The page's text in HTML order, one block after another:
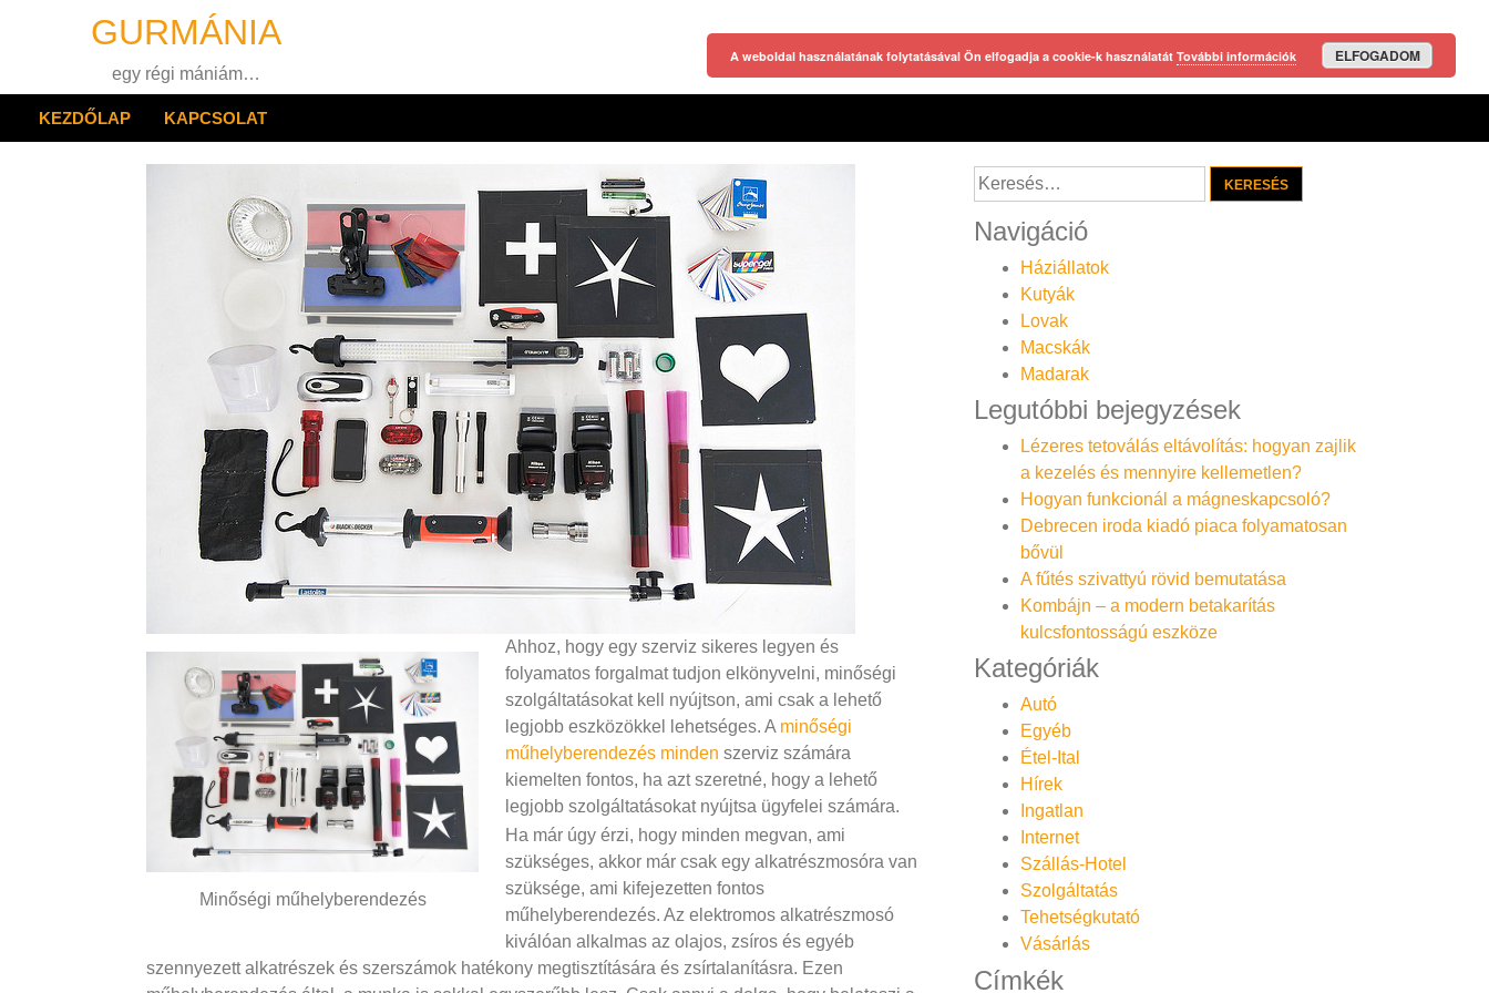
GURMÁNIA
egy régi mániám…
KEZDŐLAP KAPCSOLAT
Minőségi műhelyberendezés
Ahhoz, hogy egy szerviz sikeres legyen és
folyamatos forgalmat tudjon elkönyvelni, minőségi
szolgáltatásokat kell nyújtson, ami csak a lehető
legjobb eszközökkel lehetséges. A minőségi
műhelyberendezés minden szerviz számára
kiemelten fontos, ha azt szeretné, hogy a lehető
legjobb szolgáltatásokat nyújtsa ügyfelei számára.
Ha már úgy érzi, hogy minden megvan, ami
szükséges, akkor már csak egy alkatrészmosóra van
szüksége, ami kifejezetten fontos
műhelyberendezés. Az elektromos alkatrészmosó
kiválóan alkalmas az olajos, zsíros és egyéb
szennyezett alkatrészek és szerszámok hatékony megtisztítására és zsírtalanításra. Ezen
Keresés:
Navigáció
Háziállatok
Kutyák
Lovak
Macskák
Madarak
Legutóbbi bejegyzések
Lézeres tetoválás eltávolítás: hogyan zajlik
a kezelés és mennyire kellemetlen?
Hogyan funkcionál a mágneskapcsoló?
Debrecen iroda kiadó piaca folyamatosan
bővül
A fűtés szivattyú rövid bemutatása
Kombájn – a modern betakarítás
kulcsfontosságú eszköze
Kategóriák
Autó
Egyéb
Étel-Ital
Hírek
Ingatlan
Internet
Szállás-Hotel
Szolgáltatás
Tehetségkutató
Vásárlás
Címkék
A weboldal használatának folytatásával Ön elfogadja a cookie-k használatát További információk ELFOGADOM